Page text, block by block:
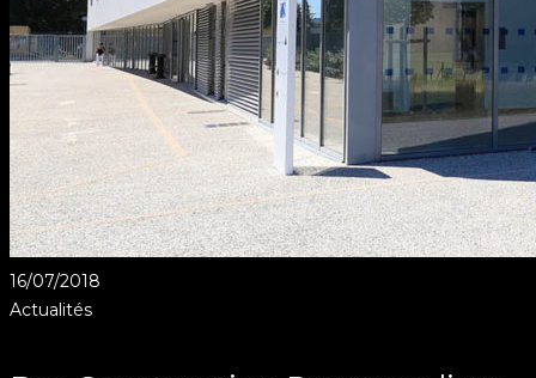
16/07/2018
Actualités